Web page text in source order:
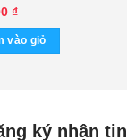
Chế Thanh – Phương
Góc)
₫
vào giỏ
ký nhận tin